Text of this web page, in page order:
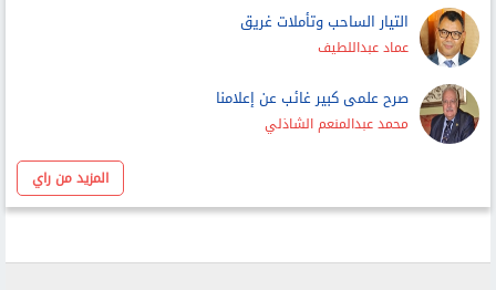
التيار الساحب وتأملات غريق
عماد عبداللطيف
صرح علمى كبير غائب عن إعلامنا
محمد عبدالمنعم الشاذلي
المزيد من راي